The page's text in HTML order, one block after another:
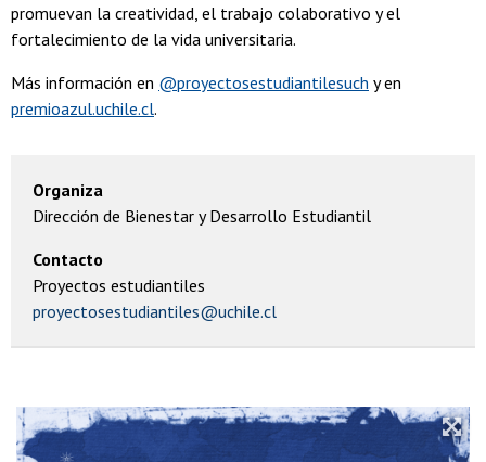
promuevan la creatividad, el trabajo colaborativo y el
fortalecimiento de la vida universitaria.
Más información en @proyectosestudiantilesuch y en
premioazul.uchile.cl.
Organiza
Dirección de Bienestar y Desarrollo Estudiantil
Contacto
Proyectos estudiantiles
proyectosestudiantiles@uchile.cl